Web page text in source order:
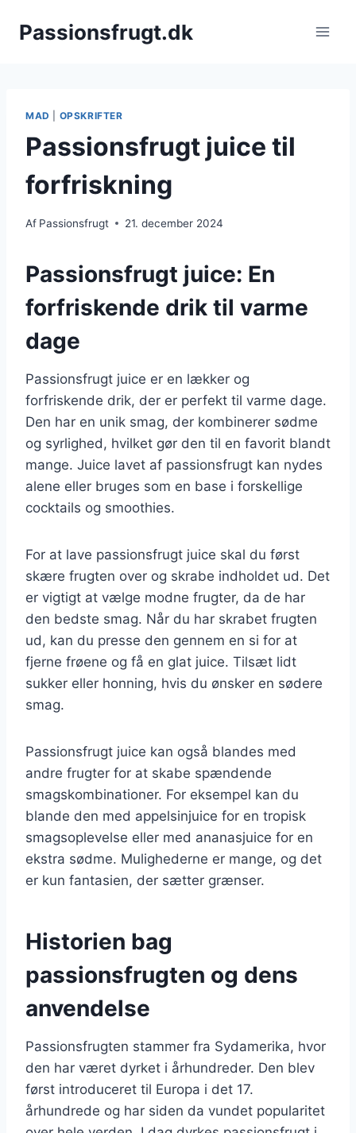
Passionsfrugt.dk
MAD OPSKRIFTER
Passionsfrugt juice til
forfriskning
Af Passionsfrugt 21. december 2024
Passionsfrugt juice: En
forfriskende drik til varme
dage
Passionsfrugt juice er en lækker og
forfriskende drik, der er perfekt til varme dage.
Den har en unik smag, der kombinerer sødme
og syrlighed, hvilket gør den til en favorit blandt
mange. Juice lavet af passionsfrugt kan nydes
alene eller bruges som en base i forskellige
cocktails og smoothies.
For at lave passionsfrugt juice skal du først
skære frugten over og skrabe indholdet ud. Det
er vigtigt at vælge modne frugter, da de har
den bedste smag. Når du har skrabet frugten
ud, kan du presse den gennem en si for at
fjerne frøene og få en glat juice. Tilsæt lidt
sukker eller honning, hvis du ønsker en sødere
smag.
Passionsfrugt juice kan også blandes med
andre frugter for at skabe spændende
smagskombinationer. For eksempel kan du
blande den med appelsinjuice for en tropisk
smagsoplevelse eller med ananasjuice for en
ekstra sødme. Mulighederne er mange, og det
er kun fantasien, der sætter grænser.
Historien bag
passionsfrugten og dens
anvendelse
Passionsfrugten stammer fra Sydamerika, hvor
den har været dyrket i århundreder. Den blev
først introduceret til Europa i det 17.
århundrede og har siden da vundet popularitet